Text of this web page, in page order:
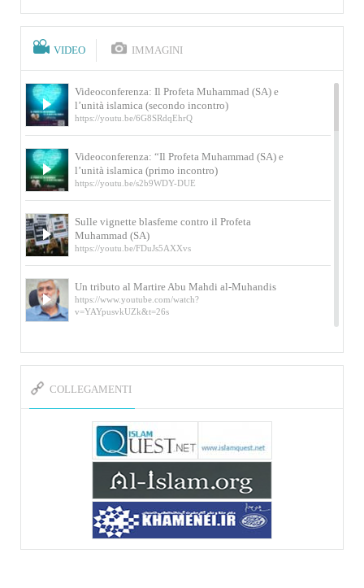
VIDEO IMMAGINI
Videoconferenza: Il Profeta Muhammad (SA) e
l’unità islamica (secondo incontro)
https://youtu.be/6G8SRdqEhrQ
Videoconferenza: “Il Profeta Muhammad (SA) e
l’unità islamica (primo incontro)
https://youtu.be/s2b9WDY-DUE
Sulle vignette blasfeme contro il Profeta
Muhammad (SA)
https://youtu.be/FDuJs5AXXvs
Un tributo al Martire Abu Mahdi al-Muhandis
https://www.youtube.com/watch?
v=YAYpusvkUZk&t=26s
L’Abluzione rituale (wudu) secondo l’Imam Alì
e l’Imam Khomeini
della figlia di un martire
https://www.youtube.com/watch?
v=-5nPSxbf9l0&t=103s
Sheykh Abbas Di Palma sui martiri Qassem
Soleimani e Abu Mahdi Al-Muhandis
https://youtu.be/Y6SIP2PIht4 Video del discorso tenuto
dallo Sheykh Abbas Di Palma in ...
COLLEGAMENTI